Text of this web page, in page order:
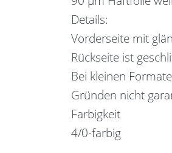
Details:
Vorderseite mit
Rückseite ist
Bei kleinen
Gründen nicht
Farbigkeit
4/0-farbig